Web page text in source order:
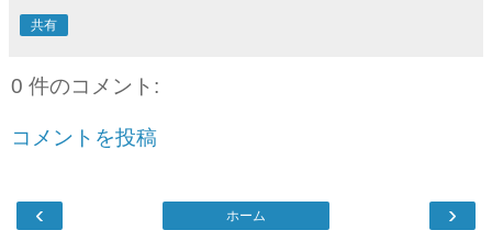
共有
0 件のコメント:
コメントを投稿
‹ ›
ホーム